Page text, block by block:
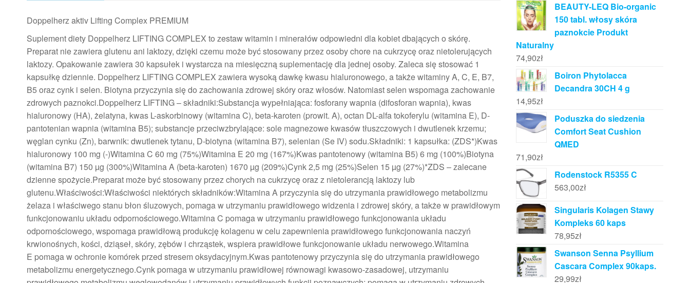
Doppelherz aktiv Lifting Complex PREMIUM
Suplement diety Doppelherz LIFTING COMPLEX to zestaw witamin i minerałów odpowiedni dla kobiet dbających o skórę.
Preparat nie zawiera glutenu ani laktozy, dzięki czemu może być stosowany przez osoby chore na cukrzycę oraz nietolerujących
laktozy. Opakowanie zawiera 30 kapsułek i wystarcza na miesięczną suplementację dla jednej osoby. Zaleca się stosować 1
kapsułkę dziennie. Doppelherz LIFTING COMPLEX zawiera wysoką dawkę kwasu hialuronowego, a także witaminy A, C, E, B7,
B5 oraz cynk i selen. Biotyna przyczynia się do zachowania zdrowej skóry oraz włosów. Natomiast selen wspomaga zachowanie
zdrowych paznokci.Doppelherz LIFTING – składniki:Substancja wypełniająca: fosforany wapnia (difosforan wapnia), kwas
hialuronowy (HA), żelatyna, kwas L-askorbinowy (witamina C), beta-karoten (prowit. A), octan DL-alfa tokoferylu (witamina E), D-
pantotenian wapnia (witamina B5); substancje przeciwzbrylające: sole magnezowe kwasów tłuszczowych i dwutlenek krzemu;
węglan cynku (Zn), barwnik: dwutlenek tytanu, D-biotyna (witamina B7), selenian (Se IV) sodu.Składniki: 1 kapsułka: (ZDS*)Kwas
hialuronowy 100 mg (-)Witamina C 60 mg (75%)Witamina E 20 mg (167%)Kwas pantotenowy (witamina B5) 6 mg (100%)Biotyna
(witamina B7) 150 µg (300%)Witamina A (beta-karoten) 1670 µg (209%)Cynk 2,5 mg (25%)Selen 15 µg (27%)*ZDS – zalecane
dzienne spożycie.Preparat może być stosowany przez chorych na cukrzycę oraz z nietolerancją laktozy lub
glutenu.Właściwości:Właściwości niektórych składników:Witamina A przyczynia się do utrzymania prawidłowego metabolizmu
żelaza i właściwego stanu błon śluzowych, pomaga w utrzymaniu prawidłowego widzenia i zdrowej skóry, a także w prawidłowym
funkcjonowaniu układu odpornościowego.Witamina C pomaga w utrzymaniu prawidłowego funkcjonowania układu
odpornościowego, wspomaga prawidłową produkcję kolagenu w celu zapewnienia prawidłowego funkcjonowania naczyń
krwionośnych, kości, dziąseł, skóry, zębów i chrząstek, wspiera prawidłowe funkcjonowanie układu nerwowego.Witamina
E pomaga w ochronie komórek przed stresem oksydacyjnym.Kwas pantotenowy przyczynia się do utrzymania prawidłowego
metabolizmu energetycznego.Cynk pomaga w utrzymaniu prawidłowej równowagi kwasowo-zasadowej, utrzymaniu
BEAUTY-LEQ Bio-organic
150 tabl. włosy skóra
paznokcie Produkt
Naturalny
74,90zł
Boiron Phytolacca
Decandra 30CH 4 g
14,95zł
Poduszka do siedzenia
Comfort Seat Cushion
QMED
71,90zł
Rodenstock R5355 C
563,00zł
Singularis Kolagen Stawy
Kompleks 60 kaps
78,95zł
Swanson Senna Psyllium
Cascara Complex 90kaps.
29,99zł